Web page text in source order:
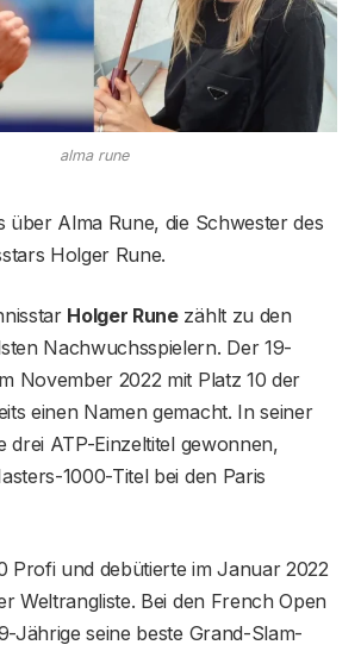
alma rune
über Alma Rune, die Schwester des
Holger Rune.
Holger Runezählt zu den
Nachwuchsspielern. Der 19-
November 2022 mit Platz 10 der
einen Namen gemacht. In seiner
drei ATP-Einzeltitel gewonnen,
1000-Titel bei den Paris
Profi und debütierte im Januar 2022
Weltrangliste. Bei den French Open
Jährige seine beste Grand-Slam-